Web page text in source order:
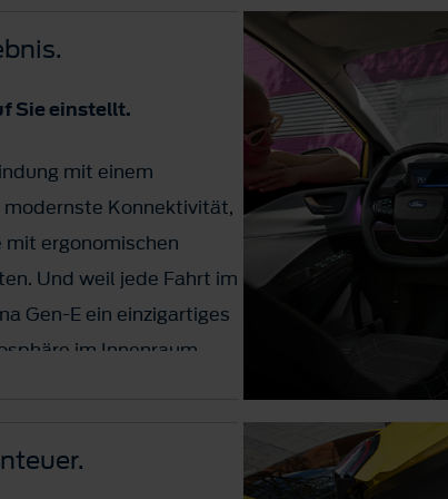
Sie einstellt.
mit einem
Konnektivität,
ergonomischen
Und weil jede Fahrt im
Gen-E ein einzigartiges
im Innenraum